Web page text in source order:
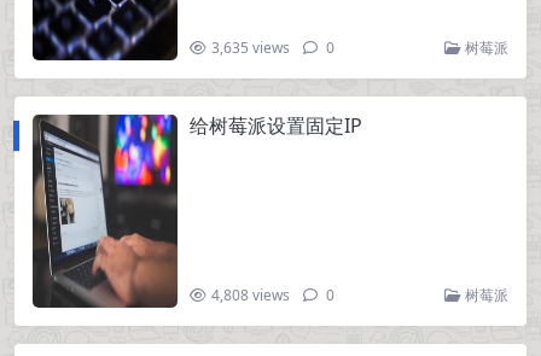
3,635 views 0 树莓派
给树莓派设置固定IP
4,808 views 0 树莓派